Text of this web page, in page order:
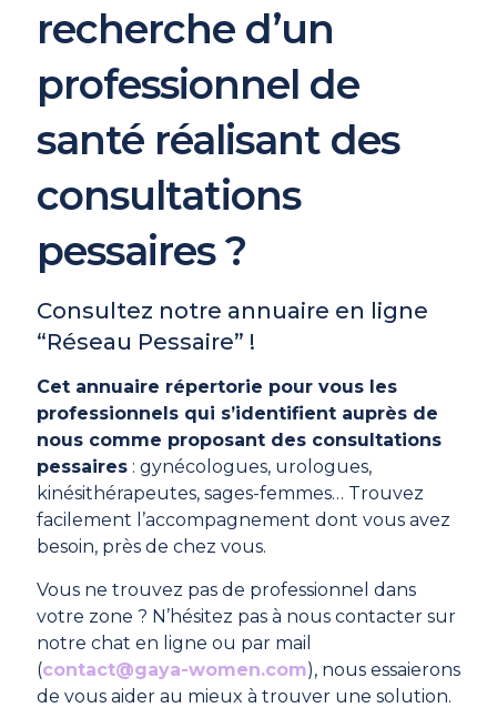
recherche d’un
professionnel de
santé réalisant des
consultations
pessaires ?
Consultez notre annuaire en ligne
“Réseau Pessaire” !
Cet annuaire répertorie pour vous les
professionnels qui s’identifient auprès de
nous comme proposant des consultations
pessaires : gynécologues, urologues,
kinésithérapeutes, sages-femmes… Trouvez
facilement l’accompagnement dont vous avez
besoin, près de chez vous.
Vous ne trouvez pas de professionnel dans
votre zone ? N’hésitez pas à nous contacter sur
notre chat en ligne ou par mail
(contact@gaya-women.com), nous essaierons
de vous aider au mieux à trouver une solution.